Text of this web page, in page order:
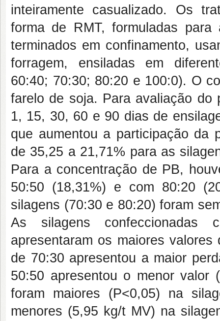
inteiramente casualizado. Os
forma de RMT, formuladas
terminados em confinamento,
forragem, ensiladas em
60:40; 70:30; 80:20 e 100:0). O
farelo de soja. Para avaliação do
1, 15, 30, 60 e 90 dias de
que aumentou a participação da
de 35,25 a 21,71% para as
Para a concentração de PB,
50:50 (18,31%) e com 80:20
silagens (70:30 e 80:20) foram
As silagens confeccionadas
apresentaram os maiores
de 70:30 apresentou a maior
50:50 apresentou o menor valor
foram maiores (P<0,05) na
menores (5,95 kg/t MV) na